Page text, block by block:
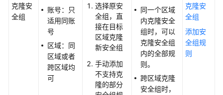
弹
克隆安
全组
账号：只
适用同账
号
区域：同
区域或者
跨区域均
可
选择原安
全组，直
接在目标
区域克隆
新安全组
手动添加
不支持克
隆的部分
同一个区域
内克隆安全
组时，可以
克隆安全组
内的全部规
则。
跨区域克隆
安全组时，
克隆安
全组
添加安
全组规
则